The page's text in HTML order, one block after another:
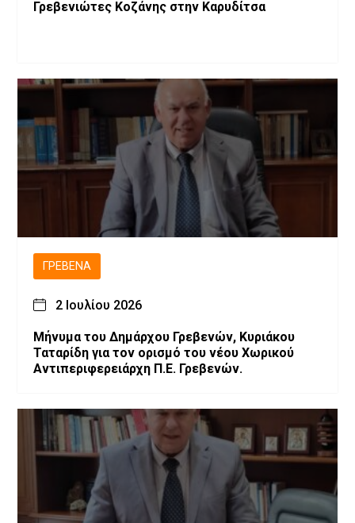
Γρεβενιώτες Κοζάνης στην Καρυδίτσα
ΓΡΕΒΕΝΆ
2 Ιουλίου 2026
Μήνυμα του Δημάρχου Γρεβενών, Κυριάκου
Ταταρίδη για τον ορισμό του νέου Χωρικού
Αντιπεριφερειάρχη Π.Ε. Γρεβενών.